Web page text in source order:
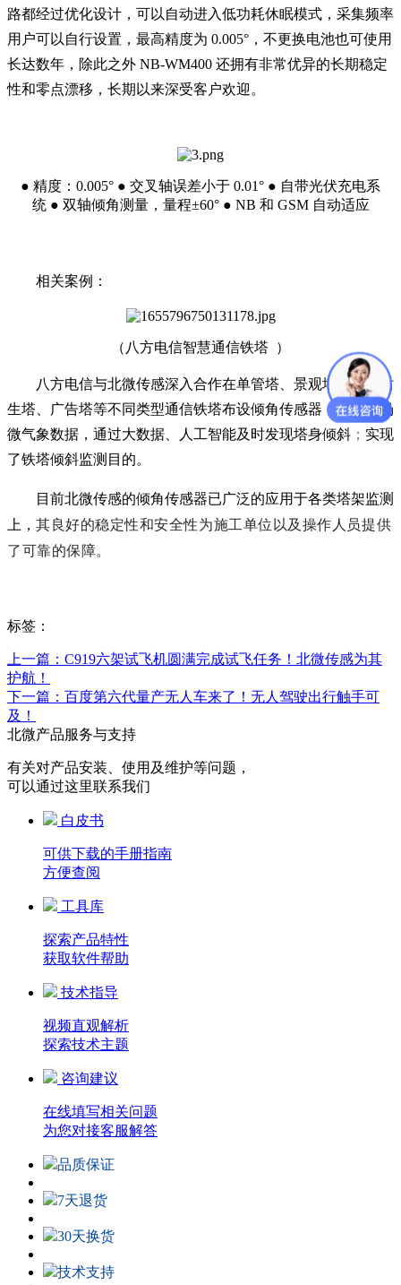
路都经过优化设计，可以自动进入低功耗休眠模式，采集频率
用户可以自行设置，最高精度为 0.005°，不更换电池也可使用
长达数年，除此之外 NB-WM400 还拥有非常优异的长期稳定
性和零点漂移，长期以来深受客户欢迎。
● 精度：0.005° ● 交叉轴误差小于 0.01° ● 自带光伏充电系
统 ● 双轴倾角测量，量程±60° ● NB 和 GSM 自动适应
相关案例：
（八方电信智慧通信铁塔 ）
八方电信与北微传感深入合作在单管塔、景观塔、环境仿
生塔、广告塔等不同类型通信铁塔布设倾角传感器，结合现场
微气象数据，通过大数据、人工智能及时发现塔身倾斜 ； 实现
了铁塔倾斜监测目的。
目前北微传感的倾角传感器已广泛的应用于各类塔架监测
上， 其良好的稳定性和安全性为施工单位以及操作人员提供
了可靠的保障。
标签：
上一篇：C919六架试飞机圆满完成试飞任务！北微传感为其
护航！
下一篇：百度第六代量产无人车来了！无人驾驶出行触手可
及！
北微产品服务与支持
有关对产品安装、使用及维护等问题，
可以通过这里联系我们
白皮书
可供下载的手册指南
方便查阅
工具库
探索产品特性
获取软件帮助
技术指导
视频直观解析
探索技术主题
咨询建议
在线填写相关问题
为您对接客服解答
品质保证
7天退货
30天换货
技术支持